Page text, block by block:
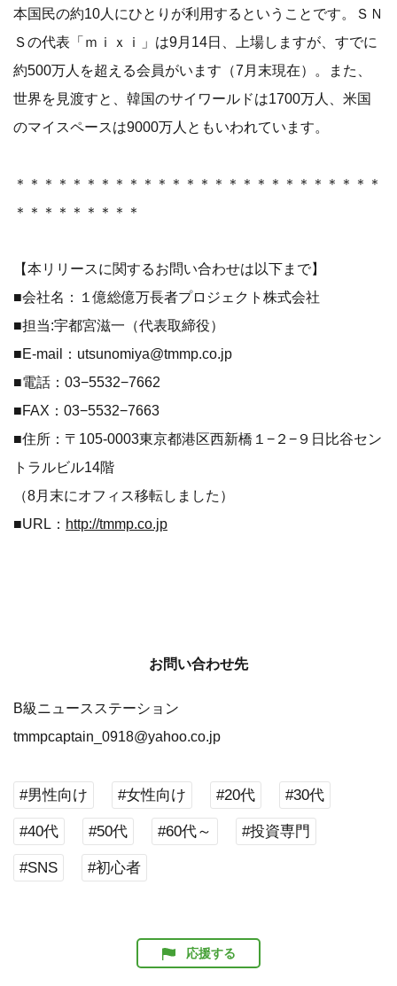
本国民の約10人にひとりが利用するということです。ＳＮ
Ｓの代表「ｍｉｘｉ」は9月14日、上場しますが、すでに
約500万人を超える会員がいます（7月末現在）。また、
世界を見渡すと、韓国のサイワールドは1700万人、米国
のマイスペースは9000万人ともいわれています。
＊＊＊＊＊＊＊＊＊＊＊＊＊＊＊＊＊＊＊＊＊＊＊＊＊＊
＊＊＊＊＊＊＊＊＊
【本リリースに関するお問い合わせは以下まで】
■会社名：１億総億万長者プロジェクト株式会社
■担当:宇都宮滋一（代表取締役）
■E-mail：utsunomiya@tmmp.co.jp
■電話：03−5532−7662
■FAX：03−5532−7663
■住所：〒105-0003東京都港区西新橋１−２−９日比谷セン
トラルビル14階
（8月末にオフィス移転しました）
■URL： http://tmmp.co.jp
お問い合わせ先
B級ニュースステーション
tmmpcaptain_0918@yahoo.co.jp
#男性向け #女性向け #20代 #30代
#40代 #50代 #60代～ #投資専門
#SNS #初心者
応援する